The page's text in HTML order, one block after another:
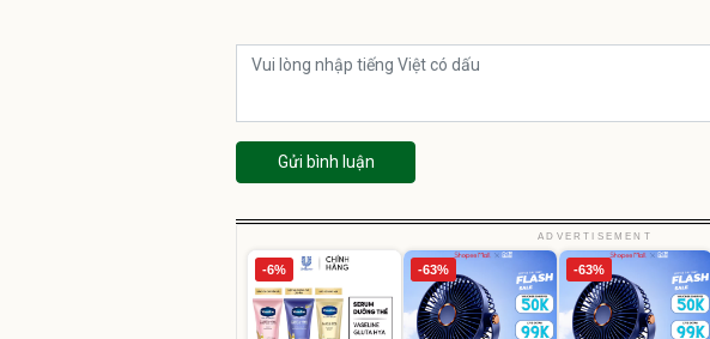
Gửi bình luận
ADVERTISEMENT
-6% -63% -63%